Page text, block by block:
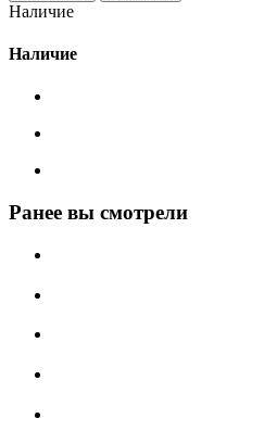
Наличие
Наличие
Ранее вы смотрели